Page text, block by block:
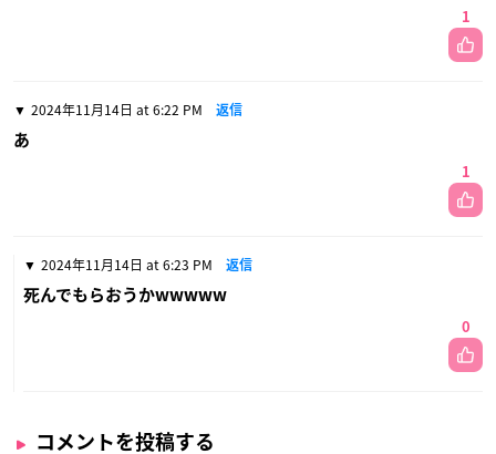
1
2024年11月14日 at 6:22 PM 返信
あ
1
2024年11月14日 at 6:23 PM 返信
死んでもらおうかwwwww
0
コメントを投稿する